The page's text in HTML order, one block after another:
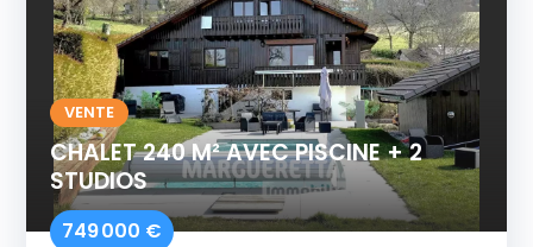
VENTE
CHALET 240 M² AVEC PISCINE + 2
STUDIOS
749 000 €